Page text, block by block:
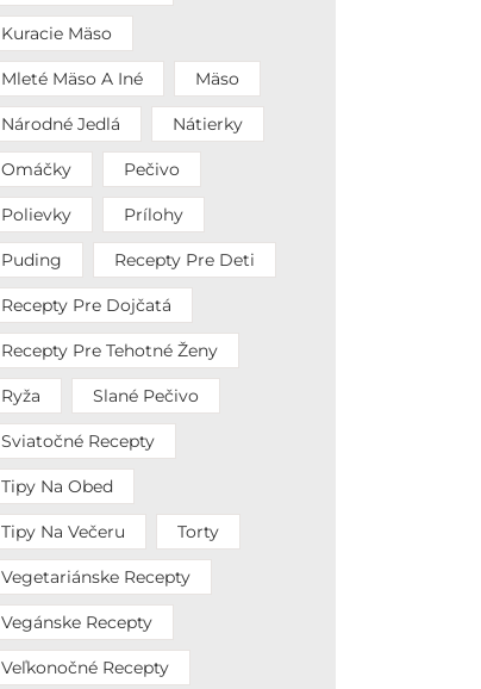
Kuracie Mäso
Mleté Mäso A Iné Mäso
Národné Jedlá Nátierky
Omáčky Pečivo
Polievky Prílohy
Puding Recepty Pre Deti
Recepty Pre Dojčatá
Recepty Pre Tehotné Ženy
Ryža Slané Pečivo
Sviatočné Recepty
Tipy Na Obed
Tipy Na Večeru Torty
Vegetariánske Recepty
Vegánske Recepty
Veľkonočné Recepty